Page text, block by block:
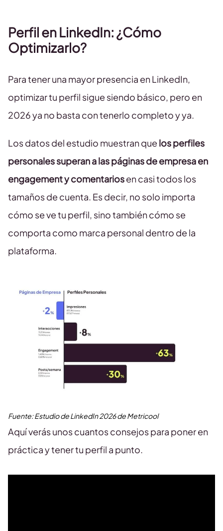
Perfil en LinkedIn: ¿Cómo
Optimizarlo?
Para tener una mayor presencia en LinkedIn,
optimizar tu perfil sigue siendo básico, pero en
2026 ya no basta con tenerlo completo y ya.
Los datos del estudio muestran que los perfiles
personales superan a las páginas de empresa en
engagement y comentariosen casi todos los
tamaños de cuenta. Es decir, no solo importa
cómo se ve tu perfil, sino también cómo se
comporta como marca personal dentro de la
plataforma.
Fuente: Estudio de LinkedIn 2026 de Metricool
Aquí verás unos cuantos consejos para poner en
práctica y tener tu perfil a punto.